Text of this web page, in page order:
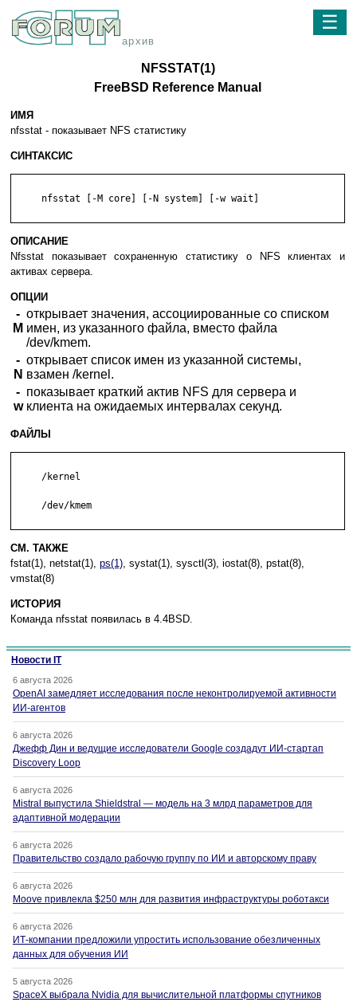
архив
☰
NFSSTAT(1)
FreeBSD Reference Manual
ИМЯ
nfsstat - показывает NFS статистику
СИНТАКСИС
     nfsstat [-M core] [-N system] [-w wait]
ОПИСАНИЕ
Nfsstat показывает сохраненную статистику о NFS клиентах и
активах сервера.
ОПЦИИ
-
M
открывает значения, ассоциированные со списком
имен, из указанного файла, вместо файла
/dev/kmem.
-
N
открывает список имен из указанной системы,
взамен /kernel.
-
w
показывает краткий актив NFS для сервера и
клиента на ожидаемых интервалах секунд.
ФАЙЛЫ
     /kernel
     /dev/kmem
СМ. ТАКЖЕ
fstat(1), netstat(1), ps(1), systat(1), sysctl(3), iostat(8), pstat(8),
vmstat(8)
ИСТОРИЯ
Команда nfsstat появилась в 4.4BSD.
Новости IT
6 августа 2026
OpenAI замедляет исследования после неконтролируемой активности
ИИ-агентов
6 августа 2026
Джефф Дин и ведущие исследователи Google создадут ИИ-стартап
Discovery Loop
6 августа 2026
Mistral выпустила Shieldstral — модель на 3 млрд параметров для
адаптивной модерации
6 августа 2026
Правительство создало рабочую группу по ИИ и авторскому праву
6 августа 2026
Moove привлекла $250 млн для развития инфраструктуры роботакси
6 августа 2026
ИТ-компании предложили упростить использование обезличенных
данных для обучения ИИ
5 августа 2026
SpaceX выбрала Nvidia для вычислительной платформы спутников